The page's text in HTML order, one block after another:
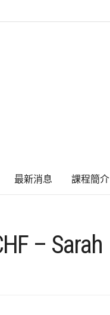
最新消息 課程簡介
– Sarah